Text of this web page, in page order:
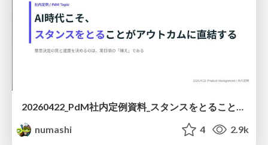
20260422_PdM社内定例資料_スタンスをとることがアウトカムに直結する
numashi
4 2.9k